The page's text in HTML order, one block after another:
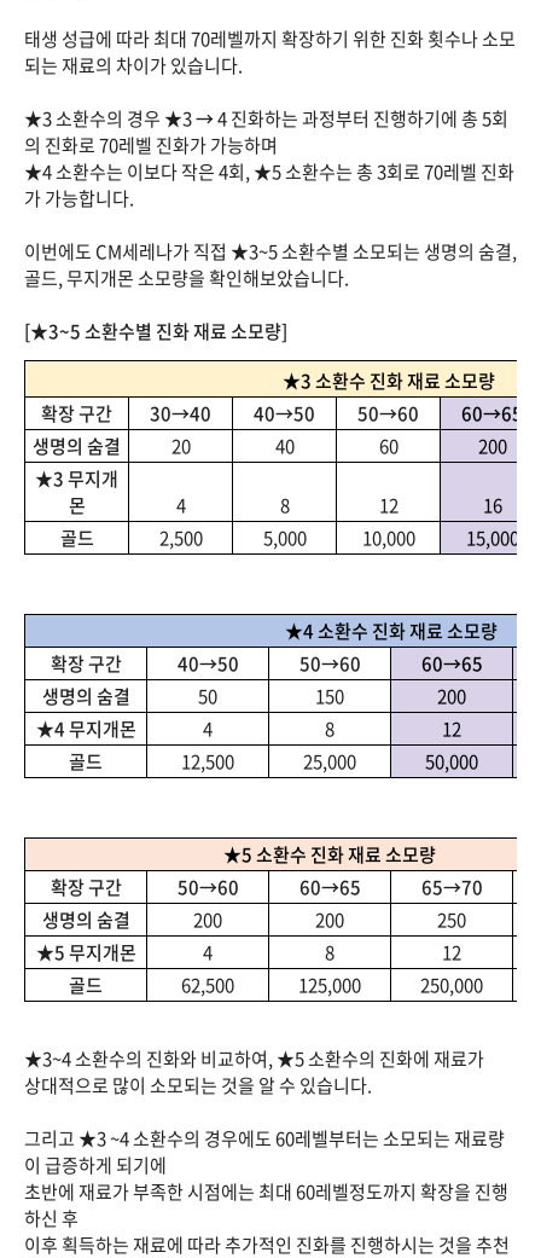
태생 성급에 따라 최대 70레벨까지 확장하기 위한 진화 횟수나 소모
되는 재료의 차이가 있습니다.
★3 소환수의 경우 ★3→4 진화하는 과정부터 진행하기에 총 5회
의 진화로 70레벨 진화가 가능하며
★4 소환수는 이보다 작은 4회, ★5 소환수는 총 3회로 70레벨 진화
가 가능합니다.
이번에도 CM세레나가 직접 ★3~5 소환수별 소모되는 생명의 숨결,
골드, 무지개몬 소모량을 확인해보았습니다.
[★3~5 소환수별 진화 재료 소모량]
★3 소환수 진화 재료 소모량
확장 구간
30→40 40→50 50→60
60→65
생명의 숨결
20 40 60
200
★3 무지개
몬
4 8 12
16
골드
2,500 5,000 10,000 15,000
★4 소환수 진화 재료 소모량
확장 구간
40→50 50→60
60→65
생명의 숨결
50 150
200
★4 무지개몬
4 8
12
골드
12,500 25,000 50,000
★5 소환수 진화 재료 소모량
확장 구간
50→60 60→65 65→70
생명의 숨결
200 200
250
★5 무지개몬
4 8
12
골드
62,500 125,000 250,000
★3~4 소환수의 진화와 비교하여, ★5 소환수의 진화에 재료가
상대적으로 많이 소모되는 것을 알 수 있습니다.
그리고 ★3 ~4 소환수의 경우에도 60레벨부터는 소모되는 재료량
이 급증하게 되기에
초반에 재료가 부족한 시점에는 최대 60레벨정도까지 확장을 진행
하신 후
이후 획득하는 재료에 따라 추가적인 진화를 진행하시는 것을 추천